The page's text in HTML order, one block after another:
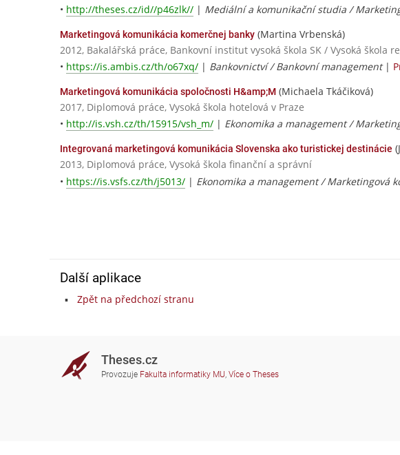
• http://theses.cz/id//p46zlk// | Mediální a komunikační studia /
Marketingová komunikácia komerčnej banky (Martina Vrbenská)
2012, Bakalářská práce, Bankovní institut vysoká škola SK / Vysoká škola
• https://is.ambis.cz/th/o67xq/ | Bankovnictví / Bankovní management|
Marketingová komunikácia spoločnosti H&amp;M (Michaela Tkáčiková)
2017, Diplomová práce, Vysoká škola hotelová v Praze
• http://is.vsh.cz/th/15915/vsh_m/ | Ekonomika a management /
Integrovaná marketingová komunikácia Slovenska ako turistickej destinácie
2013, Diplomová práce, Vysoká škola finanční a správní
• https://is.vsfs.cz/th/j5013/ | Ekonomika a management / Marketingová
Další aplikace
Zpět na předchozí stranu
Theses.cz
Provozuje Fakulta informatiky MU, Více o Theses